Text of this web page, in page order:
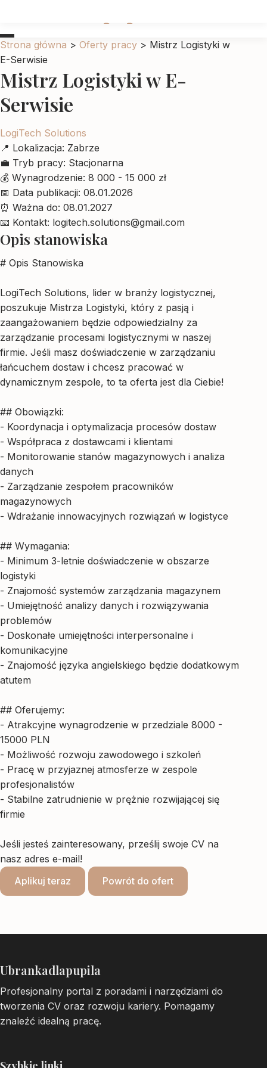
Strona główna > Oferty pracy > Mistrz Logistyki w
E-Serwisie
Mistrz Logistyki w E-
Serwisie
LogiTech Solutions
📍 Lokalizacja: Zabrze
💼 Tryb pracy: Stacjonarna
💰 Wynagrodzenie: 8 000 - 15 000 zł
📅 Data publikacji: 08.01.2026
⏰ Ważna do: 08.01.2027
📧 Kontakt: logitech.solutions@gmail.com
Opis stanowiska
# Opis Stanowiska
LogiTech Solutions, lider w branży logistycznej,
poszukuje Mistrza Logistyki, który z pasją i
zaangażowaniem będzie odpowiedzialny za
zarządzanie procesami logistycznymi w naszej
firmie. Jeśli masz doświadczenie w zarządzaniu
łańcuchem dostaw i chcesz pracować w
dynamicznym zespole, to ta oferta jest dla Ciebie!
## Obowiązki:
- Koordynacja i optymalizacja procesów dostaw
- Współpraca z dostawcami i klientami
- Monitorowanie stanów magazynowych i analiza
danych
- Zarządzanie zespołem pracowników
magazynowych
- Wdrażanie innowacyjnych rozwiązań w logistyce
## Wymagania:
- Minimum 3-letnie doświadczenie w obszarze
logistyki
- Znajomość systemów zarządzania magazynem
- Umiejętność analizy danych i rozwiązywania
problemów
- Doskonałe umiejętności interpersonalne i
komunikacyjne
- Znajomość języka angielskiego będzie dodatkowym
atutem
## Oferujemy:
- Atrakcyjne wynagrodzenie w przedziale 8000 -
15000 PLN
- Możliwość rozwoju zawodowego i szkoleń
- Pracę w przyjaznej atmosferze w zespole
profesjonalistów
- Stabilne zatrudnienie w prężnie rozwijającej się
firmie
Jeśli jesteś zainteresowany, prześlij swoje CV na
nasz adres e-mail!
Aplikuj teraz
Powrót do ofert
Ubrankadlapupila
Profesjonalny portal z poradami i narzędziami do
tworzenia CV oraz rozwoju kariery. Pomagamy
znaleźć idealną pracę.